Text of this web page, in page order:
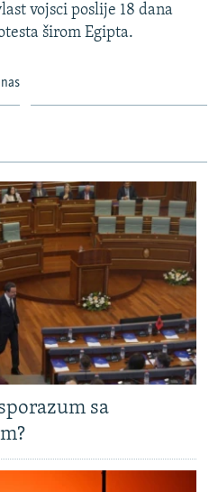
vojsci poslije 18 dana
širom Egipta.
sa